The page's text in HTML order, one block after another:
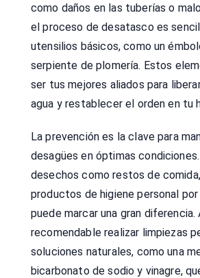
como daños en las tuberías o
el proceso de desatasco es
utensilios básicos, como un
serpiente de plomería. Estos
ser tus mejores aliados para
agua y restablecer el orden en tu
La prevención es la clave para
desagües en óptimas
desechos como restos de
productos de higiene personal
puede marcar una gran diferencia.
recomendable realizar limpiezas
soluciones naturales, como una
bicarbonato de sodio y vinagre,